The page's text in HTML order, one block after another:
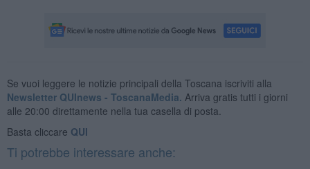
Se vuoi leggere le notizie principali della Toscana iscriviti alla
Newsletter QUInews - ToscanaMedia. Arriva gratis tutti i giorni
alle 20:00 direttamente nella tua casella di posta.
Basta cliccare QUI
Ti potrebbe interessare anche: